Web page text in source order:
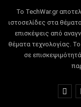
Το TechWar.gr
ιστοσελίδες στα
επισκέψεις από
θέματα τεχνολογίας.
σε